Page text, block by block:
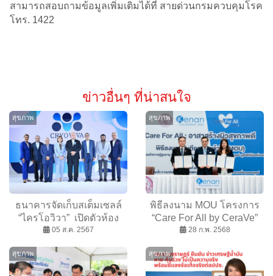
สามารถสอบถามข้อมูลเพิ่มเติมได้ที่ สายด่วนกรมควบคุมโรค
โทร. 1422
ข่าวอื่นๆ ที่น่าสนใจ
สุขภาพ
ธนาคารจัดเก็บสเต็มเซลล์
“ไครโอวิวา” เปิดตัวห้อง
ปฏิบัติการระดับ “World
“ผลิตภัณฑ์ยาใหม่” รองรับ
การผลิตเพิ่มขึ้นถึงระดับ 5
05 ส.ค. 2567
สุขภาพ
พิธีลงนาม MOU โครงการ
“Care For All by CeraVe”
จับมือภาครัฐและเอ็นจีโอ
ให้กลุ่มเปราะบางและผู้สูง
อายุในประเทศไทย
28 ก.พ. 2568
สุขภาพ สุขภาพ